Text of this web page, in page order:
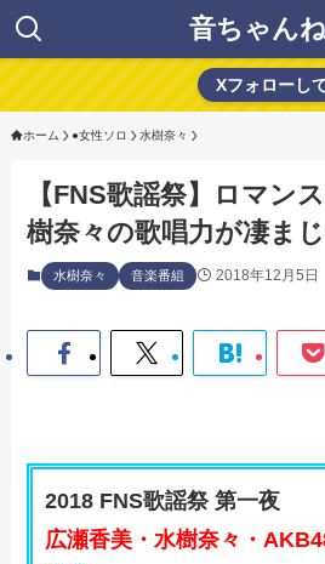
音ちゃん
Xフォローし
ホーム ●女性ソロ 水樹奈々
【FNS歌謡祭】ロマン
樹奈々の歌唱力が凄ま
水樹奈々 音楽番組 2018年12月5日
2018 FNS歌謡祭 第一夜
広瀬香美・水樹奈々・